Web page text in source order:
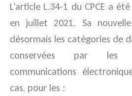
L’article L.34-1 du CPCE a
en juillet 2021. Sa
désormais les catégories de
conservées par les
communications
cas, pour les :